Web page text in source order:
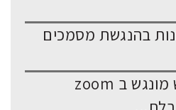
בהנגשת מסמכים
ניהול והובלת מפגש מונגש ב zoom